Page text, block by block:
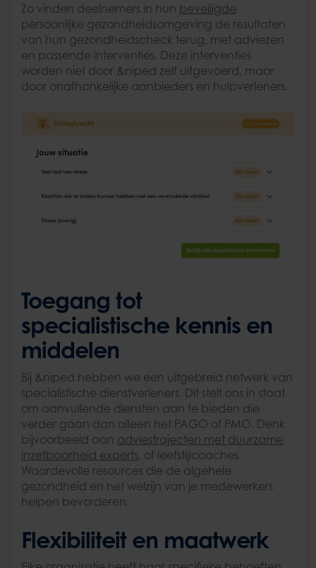
Zo vinden deelnemers in hun beveiligde
persoonlijke gezondheidsomgeving de resultaten
van hun gezondheidscheck terug, met adviezen
en passende interventies. Deze interventies
worden niet door &niped zelf uitgevoerd, maar
door onafhankelijke aanbieders en hulpverleners.
Toegang tot
specialistische kennis en
middelen
Bij &niped hebben we een uitgebreid netwerk van
specialistische dienstverleners. Dit stelt ons in staat
om aanvullende diensten aan te bieden die
verder gaan dan alleen het PAGO of PMO. Denk
bijvoorbeeld aan adviestrajecten met duurzame
inzetbaarheid experts, of leefstijlcoaches.
Waardevolle resources die de algehele
gezondheid en het welzijn van je medewerkers
helpen bevorderen.
Flexibiliteit en maatwerk